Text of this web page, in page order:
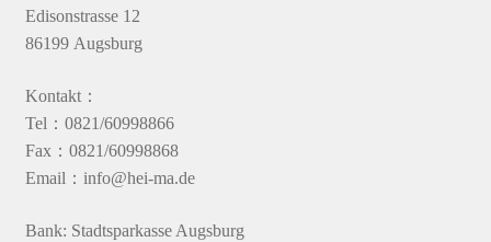
Edisonstrasse 12
86199 Augsburg
Kontakt：
Tel：0821/60998866
Fax：0821/60998868
Email：info@hei-ma.de
Bank: Stadtsparkasse Augsburg